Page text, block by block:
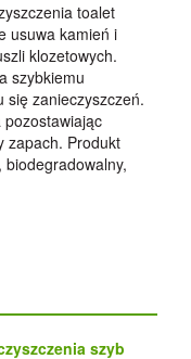
toalet
usuwa kamień i
klozetowych.
szybkiemu
się zanieczyszczeń.
pozostawiając
zapach. Produkt
biodegradowalny,
szyb